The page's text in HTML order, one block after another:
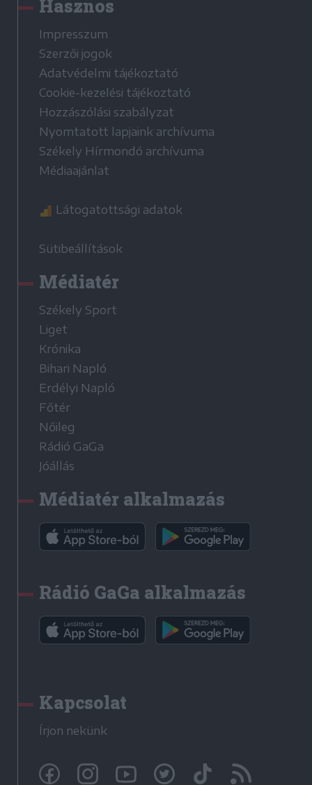
Hasznos
Impresszum
Szerzői jogok
Adatvédelmi tájékoztató
Cookie-kezelési tájékoztató
Hozzászólási szabályzat
Nyomtatott lapjaink archívuma
Székely Hírmondó archívuma
Médiaajánlat
Látogatottsági adatok
Sütibeállítások
Médiatér
Székely Sport
Liget
Krónika
Bihari Napló
Erdélyi Napló
Főtér
Nőileg
Rádió GaGa
Jóállás
Médiatér alkalmazás
Rádió GaGa alkalmazás
Kapcsolat
Írjon nekünk